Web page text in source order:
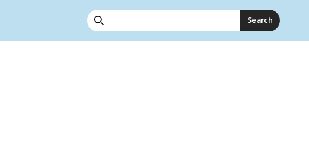
Search icon Search